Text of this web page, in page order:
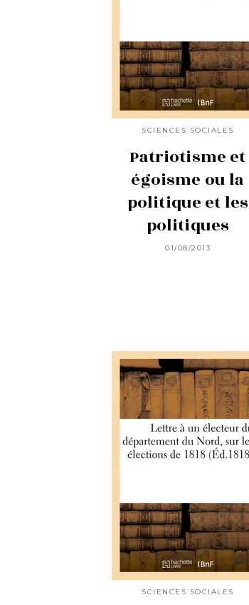
SCIENCES SOCIALES
Patriotisme et
égoisme ou la
politique et les
politiques
01/08/2013
SCIENCES SOCIALES